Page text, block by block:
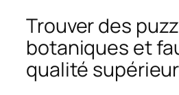
Trouver des
botaniques et
qualité